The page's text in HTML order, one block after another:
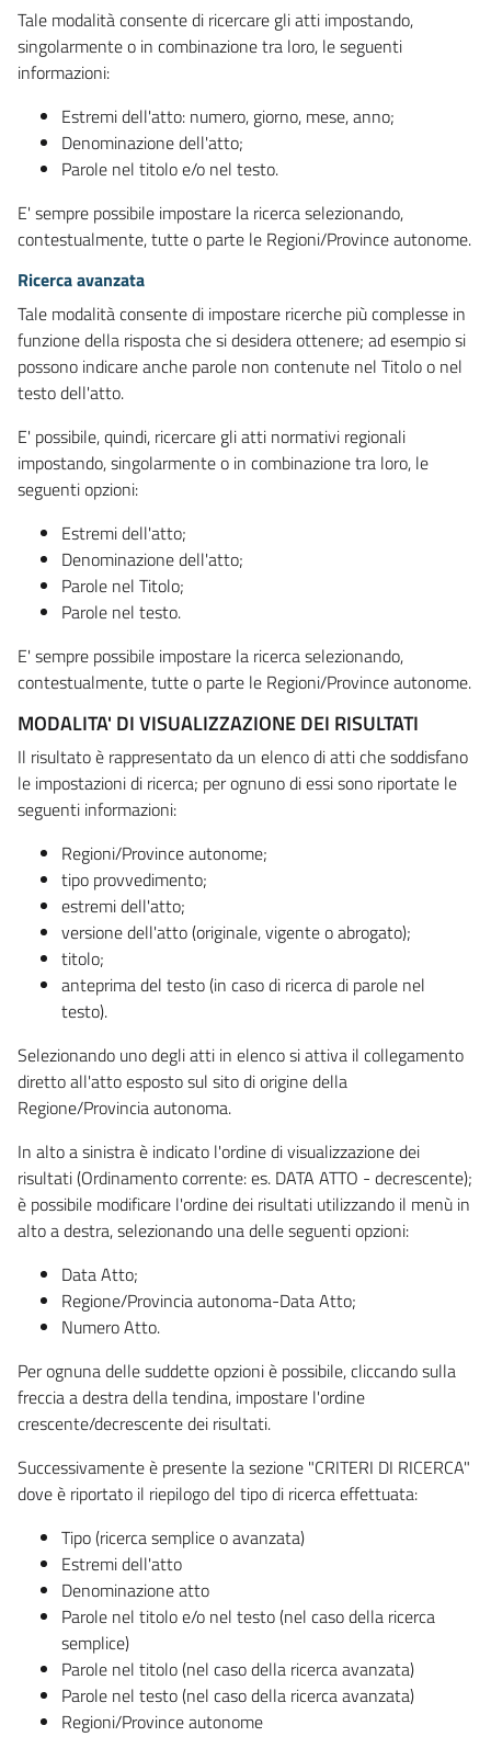
Tale modalità consente di ricercare gli atti impostando,
singolarmente o in combinazione tra loro, le seguenti
informazioni:
Estremi dell'atto: numero, giorno, mese, anno;
Denominazione dell'atto;
Parole nel titolo e/o nel testo.
E' sempre possibile impostare la ricerca selezionando,
contestualmente, tutte o parte le Regioni/Province autonome.
Ricerca avanzata
Tale modalità consente di impostare ricerche più complesse in
funzione della risposta che si desidera ottenere; ad esempio si
possono indicare anche parole non contenute nel Titolo o nel
testo dell'atto.
E' possibile, quindi, ricercare gli atti normativi regionali
impostando, singolarmente o in combinazione tra loro, le
seguenti opzioni:
Estremi dell'atto;
Denominazione dell'atto;
Parole nel Titolo;
Parole nel testo.
E' sempre possibile impostare la ricerca selezionando,
contestualmente, tutte o parte le Regioni/Province autonome.
MODALITA' DI VISUALIZZAZIONE DEI RISULTATI
Il risultato è rappresentato da un elenco di atti che soddisfano
le impostazioni di ricerca; per ognuno di essi sono riportate le
seguenti informazioni:
Regioni/Province autonome;
tipo provvedimento;
estremi dell'atto;
versione dell'atto (originale, vigente o abrogato);
titolo;
anteprima del testo (in caso di ricerca di parole nel
testo).
Selezionando uno degli atti in elenco si attiva il collegamento
diretto all'atto esposto sul sito di origine della
Regione/Provincia autonoma.
In alto a sinistra è indicato l'ordine di visualizzazione dei
risultati (Ordinamento corrente: es. DATA ATTO - decrescente);
è possibile modificare l'ordine dei risultati utilizzando il menù in
alto a destra, selezionando una delle seguenti opzioni:
Data Atto;
Regione/Provincia autonoma-Data Atto;
Numero Atto.
Per ognuna delle suddette opzioni è possibile, cliccando sulla
freccia a destra della tendina, impostare l'ordine
crescente/decrescente dei risultati.
Successivamente è presente la sezione "CRITERI DI RICERCA"
dove è riportato il riepilogo del tipo di ricerca effettuata:
Tipo (ricerca semplice o avanzata)
Estremi dell'atto
Denominazione atto
Parole nel titolo e/o nel testo (nel caso della ricerca
semplice)
Parole nel titolo (nel caso della ricerca avanzata)
Parole nel testo (nel caso della ricerca avanzata)
Regioni/Province autonome